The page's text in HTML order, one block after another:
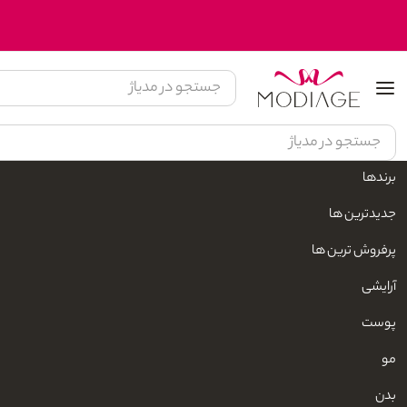
برندها
جدیدترین ها
پرفروش ترین ها
آرایشی
پوست
مو
بدن